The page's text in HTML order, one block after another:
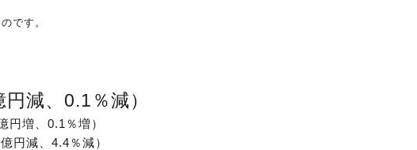
です。
減、0.1％減）
増、0.1％増）
円減、4.4％減）